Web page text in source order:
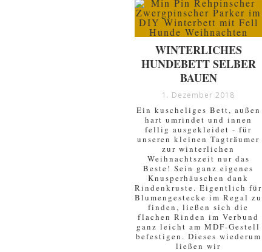
WINTERLICHES
HUNDEBETT SELBER
BAUEN
1. Dezember 2018
Ein kuscheliges Bett, außen
hart umrindet und innen
fellig ausgekleidet - für
unseren kleinen Tagträumer
zur winterlichen
Weihnachtszeit nur das
Beste! Sein ganz eigenes
Knusperhäuschen dank
Rindenkruste. Eigentlich für
Blumengestecke im Regal zu
finden, ließen sich die
flachen Rinden im Verbund
ganz leicht am MDF-Gestell
befestigen. Dieses wiederum
ließen wir